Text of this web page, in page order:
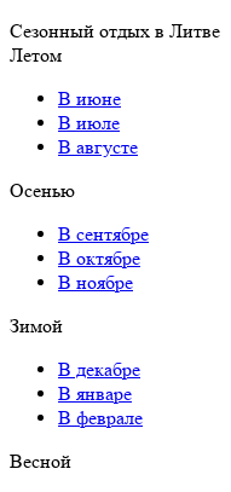
Сезонный отдых в Литве
Летом
В июне
В июле
В августе
Осенью
В сентябре
В октябре
В ноябре
Зимой
В декабре
В январе
В феврале
Весной